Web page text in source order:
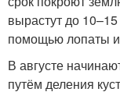
вырастут до
помощью лопаты
В августе
путём деления